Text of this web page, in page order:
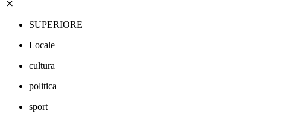
SUPERIORE
Locale
cultura
politica
sport